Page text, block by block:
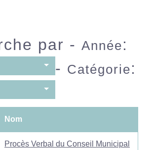
par - Année:
- Catégorie:
Nom
Procès Verbal du Conseil Municipal